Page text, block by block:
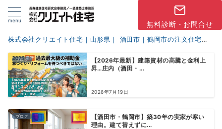
menu 無料診断・お問合せ
株式会社クリエイト住宅｜山形県｜ 酒田市｜鶴岡市の注文住宅
ブログ
【2026年最新】建築資材の高騰と金利上
昇…庄内（酒田・...
2026年7月19日
ブログ
【酒田市・鶴岡市】築30年の実家が寒い
理由。建て替えずに...